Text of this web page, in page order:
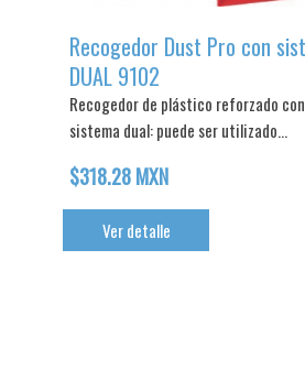
Recogedor Dust Pro con
DUAL 9102
Recogedor de plástico reforzado con
sistema dual: puede ser utilizado...
$318.28 MXN
Ver detalle